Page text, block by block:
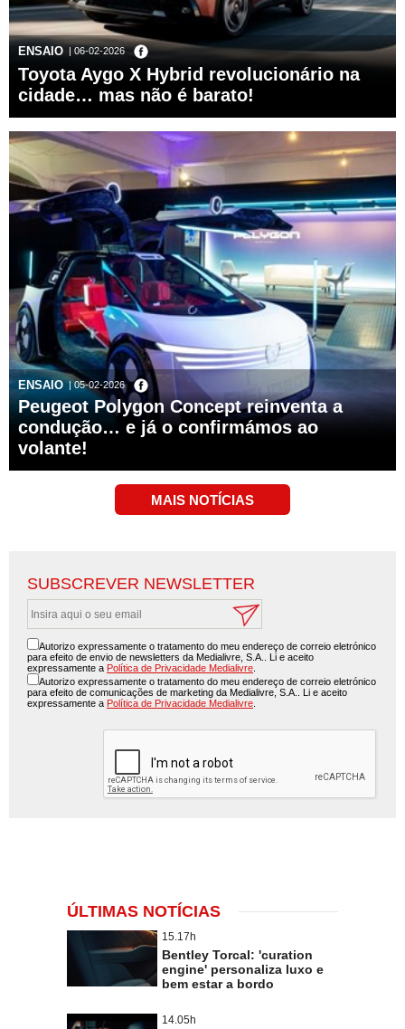
ENSAIO | 06-02-2026
Toyota Aygo X Hybrid revolucionário na
cidade… mas não é barato!
ENSAIO | 05-02-2026
Peugeot Polygon Concept reinventa a
condução… e já o confirmámos ao
volante!
SUBSCREVER NEWSLETTER
Autorizo expressamente o tratamento do meu endereço de correio eletrónico
para efeito de envio de newsletters da Medialivre, S.A.. Li e aceito
expressamente a Política de Privacidade Medialivre.
Autorizo expressamente o tratamento do meu endereço de correio eletrónico
para efeito de comunicações de marketing da Medialivre, S.A.. Li e aceito
expressamente a Política de Privacidade Medialivre.
ÚLTIMAS NOTÍCIAS
15.17h
Bentley Torcal: 'curation
engine' personaliza luxo e
bem estar a bordo
14.05h